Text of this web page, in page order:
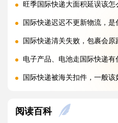
旺季国际快递大面积延误该怎么提
国际快递迟迟不更新物流，是什么原
国际快递清关失败，包裹会原路
电子产品、电池走国际快递有什么
国际快递被海关扣件，一般该如
不同国家国际快递报价差距为什么
阅读百科